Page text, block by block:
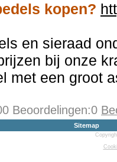
kopen?
en sieraad
bij onze
met een groot
Beoordelingen:0
Sitemap